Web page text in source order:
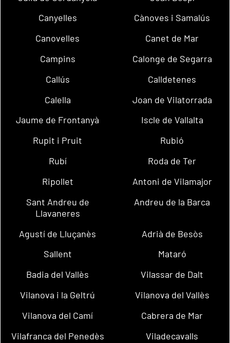
Canyelles
Cànoves i Samalús
Canovelles
Canet de Mar
Campins
Calonge de Segarra
Callús
Calldetenes
Calella
Joan de Vilatorrada
Jaume de Frontanyà
Iscle de Vallalta
Rupit i Pruit
Rubió
Rubí
Roda de Ter
Ripollet
Antoni de Vilamajor
Sant Andreu de
Llavaneres
Andreu de la Barca
Agustí de Lluçanès
Adrià de Besòs
Sallent
Mataró
Badia del Vallès
Vilassar de Dalt
Vilanova i la Geltrú
Vilanova del Vallès
Vilanova del Camí
Cabrera de Mar
Vilafranca del Penedès
Viladecavalls